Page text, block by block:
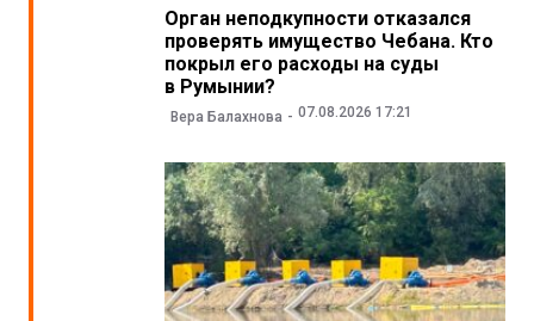
Орган неподкупности отказался
проверять имущество Чебана. Кто
покрыл его расходы на суды
в Румынии?
Вера Балахнова 07.08.2026 17:21